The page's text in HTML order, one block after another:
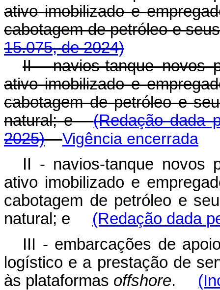
ativo imobilizado e
cabotagem de petróleo e
15.075, de 2024)
II - navios-tanque novos
ativo imobilizado e
cabotagem de petróleo e
natural; e(Redação dada
2025)
Vigência encerrada
II - navios-tanque novos
ativo imobilizado e
cabotagem de petróleo e
natural; e (Redação dada
III - embarcações de
logístico e a prestação de
às plataformas offshore.